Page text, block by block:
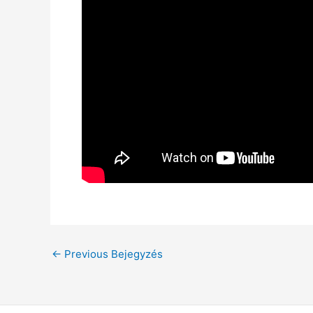
← Previous Bejegyzés